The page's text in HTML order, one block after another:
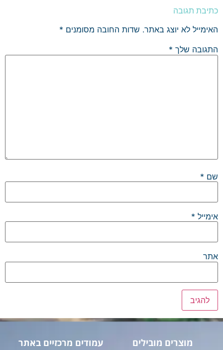
כתיבת תגובה
האימייל לא יוצג באתר. שדות החובה מסומנים *
התגובה שלך *
שם *
אימייל *
אתר
מוצרים מובילים עמודים מרכזיים באתר